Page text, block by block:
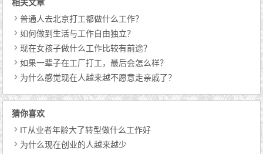
相关文章
普通人去北京打工都做什么工作？
如何做到生活与工作自由独立？
现在女孩子做什么工作比较有前途？
如果一辈子在工厂打工，最后会怎么样？
为什么感觉现在人越来越不愿意走亲戚了？
猜你喜欢
IT从业者年龄大了转型做什么工作好
为什么现在创业的人越来越少